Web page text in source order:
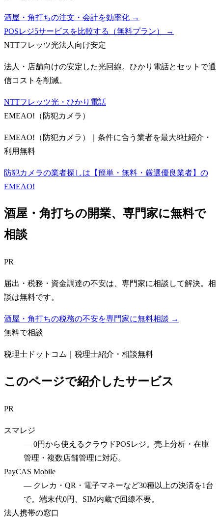
酒屋・角打ちの注文・会計を効率化 →
POSレジ5サービスを比較する（無料プラン）
→
NTTフレッツ光法人向け安定
法人・店舗向けの安定した光回線。ひかり電話とセットで通
信コストを削減。
NTTフレッツ光・ひかり電話
EMEAO!（防犯カメラ）
EMEAO!（防犯カメラ）｜条件に合う業者を最大8社紹介・
利用無料
防犯カメラの業者探しは【簡単・無料・厳選優良業者】の
EMEAO!
酒屋・角打ちの開業、専門家に無料で
相談
PR
届出・税務・資金調達の不安は、専門家に相談して解決。相
談は無料です。
酒屋・角打ちの税務の不安を専門家に無料相談 →
無料で相談
税理士ドットコム｜税理士紹介・相談無料
このページで紹介したサービス
PR
スマレジ
— 0円から使えるクラウドPOSレジ。売上分析・在庫
管理・複数店舗管理に対応。
PayCAS Mobile
— クレカ・QR・電子マネーなど30種以上の決済を1台
で。端末代0円、SIM内蔵で回線不要。
法人携帯の窓口